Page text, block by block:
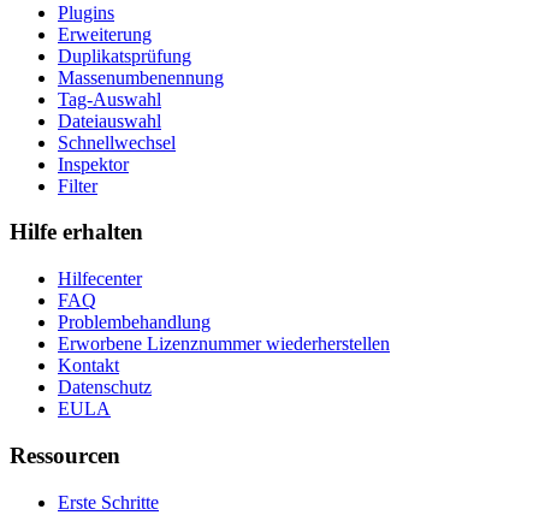
Plugins
Erweiterung
Duplikatsprüfung
Massenumbenennung
Tag-Auswahl
Dateiauswahl
Schnellwechsel
Inspektor
Filter
Hilfe erhalten
Hilfecenter
FAQ
Problembehandlung
Erworbene Lizenznummer wiederherstellen
Kontakt
Datenschutz
EULA
Ressourcen
Erste Schritte